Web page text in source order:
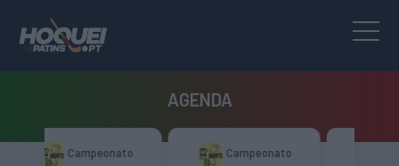
AGENDA
Campeonato
Campeonato